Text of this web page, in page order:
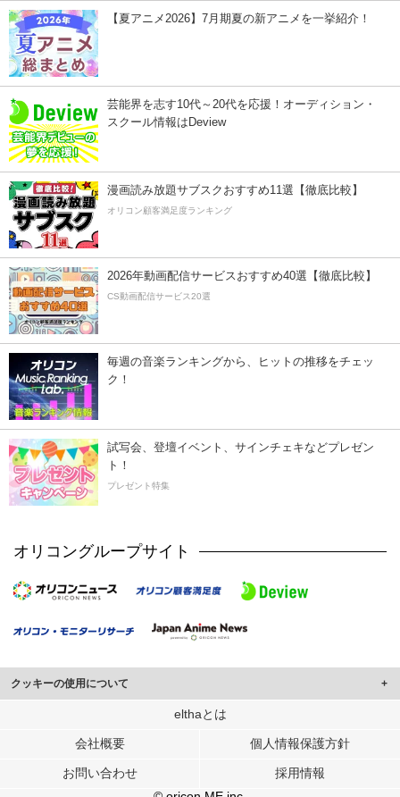
【夏アニメ2026】7月期夏の新アニメを一挙紹介！
芸能界を志す10代～20代を応援！オーディション・
スクール情報はDeview
漫画読み放題サブスクおすすめ11選【徹底比較】
オリコン顧客満足度ランキング
2026年動画配信サービスおすすめ40選【徹底比較】
CS動画配信サービス20選
毎週の音楽ランキングから、ヒットの推移をチェッ
ク！
試写会、登壇イベント、サインチェキなどプレゼン
ト！
プレゼント特集
オリコングループサイト
クッキーの使用について
このサイトでは Cookie を使用して、ユーザーに合わせたコンテンツや広告の
行っています。
メディアや広告配信、データ解析の各パートナーに提供しています。
各パートナーは、この情報とユーザーが各パートナーに提供した他の情報や、
elthaとは
会社概要 個人情報保護方針
お問い合わせ
採用情報